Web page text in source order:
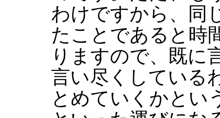
わけですから、同
たことであると時
りますので、既に
言い尽くしている
とめていくかとい